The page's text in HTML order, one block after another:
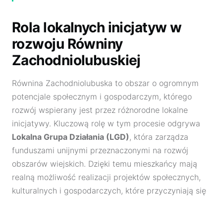
Rola lokalnych inicjatyw w
rozwoju Równiny
Zachodniolubuskiej
Równina Zachodniolubuska to obszar o ogromnym
potencjale społecznym i gospodarczym, którego
rozwój wspierany jest przez różnorodne lokalne
inicjatywy. Kluczową rolę w tym procesie odgrywa
Lokalna Grupa Działania (LGD), która zarządza
funduszami unijnymi przeznaczonymi na rozwój
obszarów wiejskich. Dzięki temu mieszkańcy mają
realną możliwość realizacji projektów społecznych,
kulturalnych i gospodarczych, które przyczyniają się